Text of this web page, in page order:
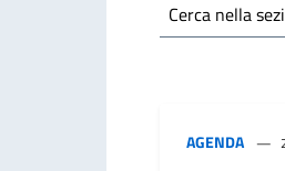
Cerca nella
AGENDA